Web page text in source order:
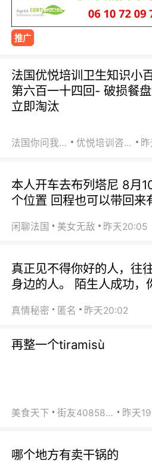
推广
法国优悦培训卫生知识小
第六百一十四回- 破损餐
立即淘汰
法国你问我答 优悦培训咨询
本人开车去布列塔尼 8月
个位置 回程也可以带回来
闲聊法国 美女无敌 昨天20:05
真正见不得你好的人，往
身边的人。 陌生人成功，
真情秘密 匿名 昨天20:02
再整一个tiramisù
美食天下 街友40858442 昨天
哪个地方有卖干锅的